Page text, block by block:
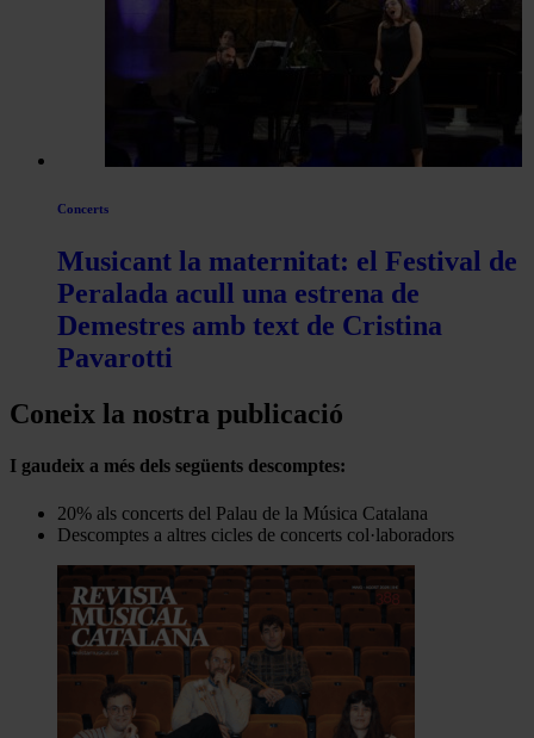
Concerts
Musicant la maternitat: el Festival de
Peralada acull una estrena de
Demestres amb text de Cristina
Pavarotti
Coneix la nostra publicació
I gaudeix a més dels següents descomptes:
20% als concerts del Palau de la Música Catalana
Descomptes a altres cicles de concerts col·laboradors